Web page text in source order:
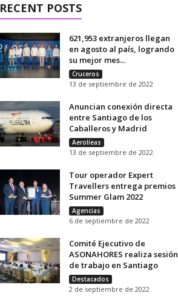
RECENT POSTS
621,953 extranjeros llegan
en agosto al país, logrando
su mejor mes...
Cruceros
13 de septiembre de 2022
Anuncian conexión directa
entre Santiago de los
Caballeros y Madrid
Aerolíeas
13 de septiembre de 2022
Tour operador Expert
Travellers entrega premios
Summer Glam 2022
Agencias
6 de septiembre de 2022
Comité Ejecutivo de
ASONAHORES realiza sesión
de trabajo en Santiago
Destacados
2 de septiembre de 2022